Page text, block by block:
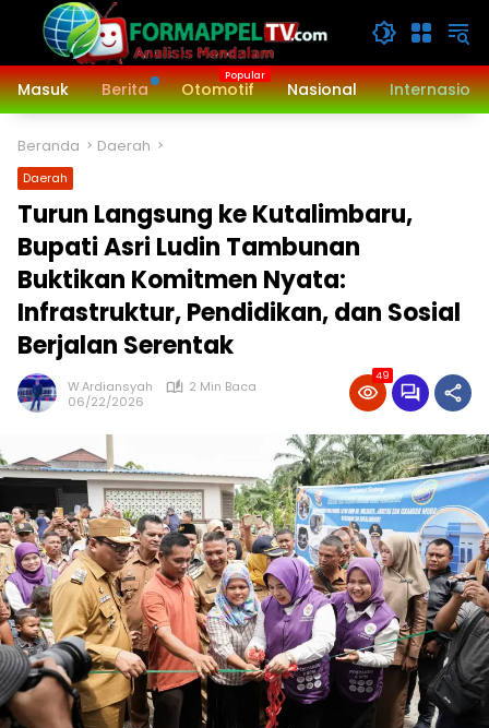
Langsung
konten
Masuk
Berita Otomotif Nasional
Beranda Daerah
Daerah
‎Turun Langsung ke Kutalimbaru,
Bupati Asri Ludin Tambunan
Buktikan Komitmen Nyata:
Infrastruktur, Pendidikan, dan Sosial
Berjalan Serentak
W.Ardiansyah
2 Min Baca
06/22/2026
49